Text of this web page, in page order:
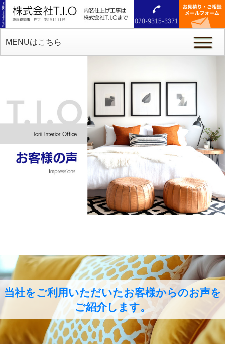
MENUはこちら
当社をご利用いただいたお客様からのお声を
ご紹介します。